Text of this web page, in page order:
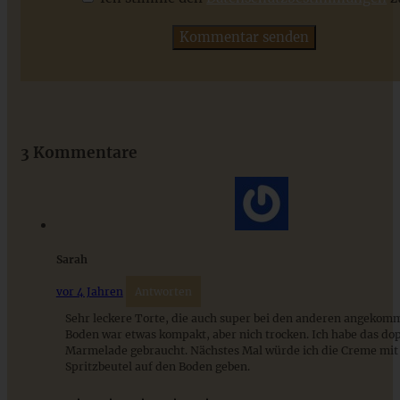
3 Kommentare
Sarah
vor 4 Jahren Antworten
Sehr leckere Torte, die auch super bei den anderen
Boden war etwas kompakt, aber nich trocken. Ich habe das
Marmelade gebraucht. Nächstes Mal würde ich die Creme
Spritzbeutel auf den Boden geben.